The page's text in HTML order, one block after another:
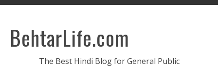
BehtarLife.com
The Best Hindi Blog for General Public